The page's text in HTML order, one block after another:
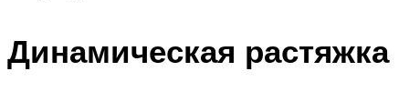
Динамическая растяжка